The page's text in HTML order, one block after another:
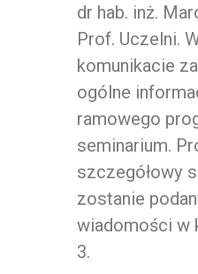
dr hab. inż.
Prof. Uczelni.
komunikacie
ogólne
ramowego
seminarium.
szczegółowy
zostanie
wiadomości w
3.